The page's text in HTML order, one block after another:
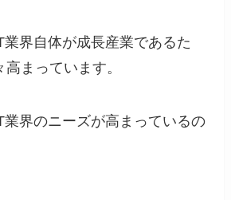
業界自体が成長産業であるた
まっています。
業界のニーズが高まっているの